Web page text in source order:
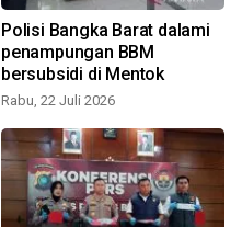
Polisi Bangka Barat dalami
penampungan BBM
bersubsidi di Mentok
Rabu, 22 Juli 2026